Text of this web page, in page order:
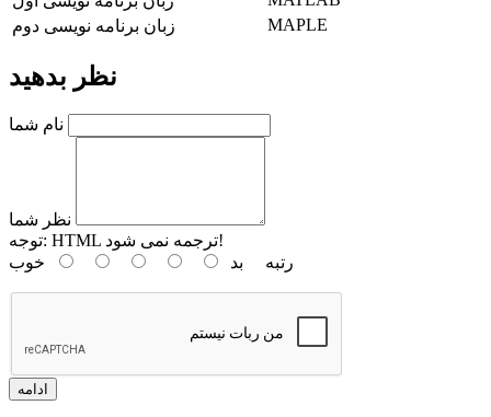
زبان برنامه نویسی دوم
MAPLE
نظر بدهید
نام شما
نظر شما
توجه:
HTML ترجمه نمی شود!
رتبه بد خوب
ادامه